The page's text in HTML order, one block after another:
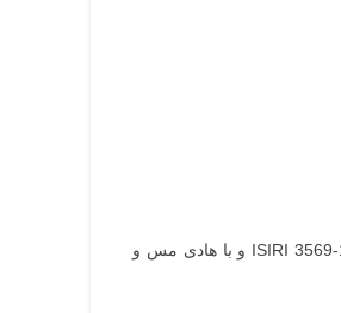
با استاندارد ISIRI 3569-1, IEC 60502-1, IEC 60228 و با هادی مس و